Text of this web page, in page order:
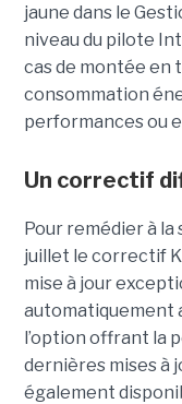
jaune dans le
niveau du pilote
cas de montée en
consommation
performances ou
Un correctif
Pour remédier à la
juillet le correctif
mise à jour
automatiquement
l’option offrant la
dernières mises à
également